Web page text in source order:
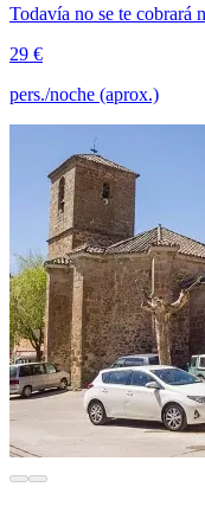
Todavía no se te cobrará
29 €
pers./noche (aprox.)